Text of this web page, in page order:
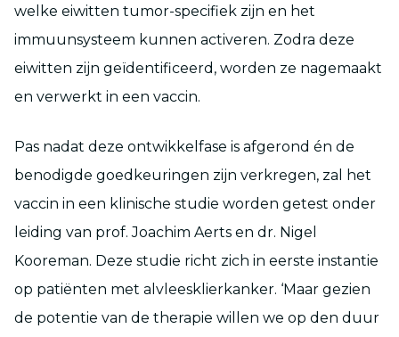
welke eiwitten tumor-specifiek zijn en het
immuunsysteem kunnen activeren. Zodra deze
eiwitten zijn geïdentificeerd, worden ze nagemaakt
en verwerkt in een vaccin.
Pas nadat deze ontwikkelfase is afgerond én de
benodigde goedkeuringen zijn verkregen, zal het
vaccin in een klinische studie worden getest onder
leiding van prof. Joachim Aerts en dr. Nigel
Kooreman. Deze studie richt zich in eerste instantie
op patiënten met alvleesklierkanker. ‘Maar gezien
de potentie van de therapie willen we op den duur